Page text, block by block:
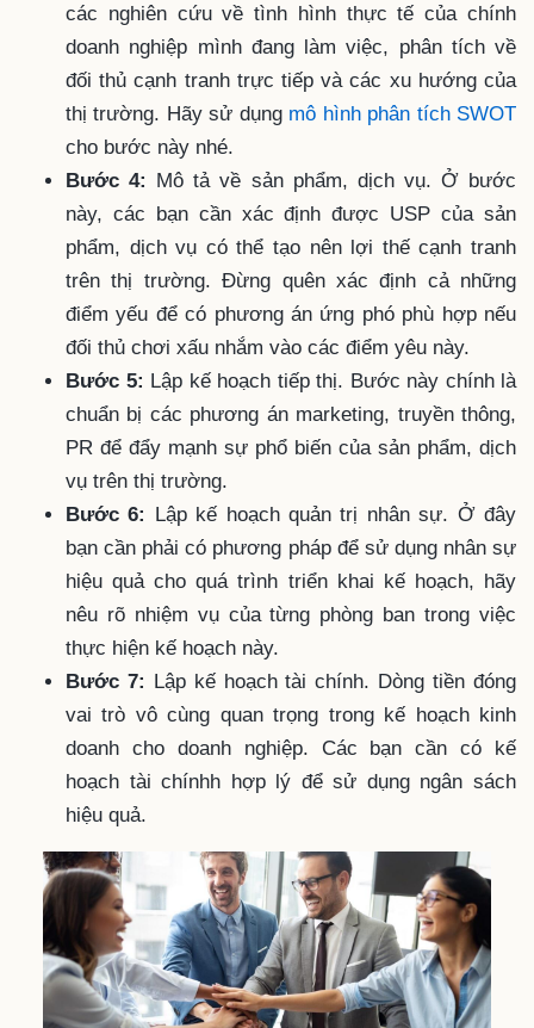
các nghiên cứu về tình hình thực tế của chính
doanh nghiệp mình đang làm việc, phân tích về
đối thủ cạnh tranh trực tiếp và các xu hướng của
thị trường. Hãy sử dụng mô hình phân tích SWOT
cho bước này nhé.
Bước 4: Mô tả về sản phẩm, dịch vụ. Ở bước
này, các bạn cần xác định được USP của sản
phẩm, dịch vụ có thể tạo nên lợi thế cạnh tranh
trên thị trường. Đừng quên xác định cả những
điểm yếu để có phương án ứng phó phù hợp nếu
đối thủ chơi xấu nhắm vào các điểm yêu này.
Bước 5: Lập kế hoạch tiếp thị. Bước này chính là
chuẩn bị các phương án marketing, truyền thông,
PR để đẩy mạnh sự phổ biến của sản phẩm, dịch
vụ trên thị trường.
Bước 6: Lập kế hoạch quản trị nhân sự. Ở đây
bạn cần phải có phương pháp để sử dụng nhân sự
hiệu quả cho quá trình triển khai kế hoạch, hãy
nêu rõ nhiệm vụ của từng phòng ban trong việc
thực hiện kế hoạch này.
Bước 7: Lập kế hoạch tài chính. Dòng tiền đóng
vai trò vô cùng quan trọng trong kế hoạch kinh
doanh cho doanh nghiệp. Các bạn cần có kế
hoạch tài chínhh hợp lý để sử dụng ngân sách
hiệu quả.